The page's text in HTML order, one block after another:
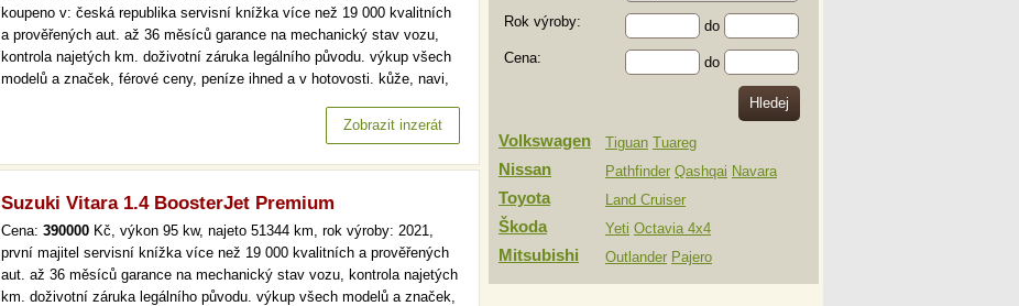
koupeno v: česká republika servisní knížka více než 19 000 kvalitních
a prověřených aut. až 36 měsíců garance na mechanický stav vozu,
kontrola najetých km. doživotní záruka legálního původu. výkup všech
modelů a značek, férové ceny, peníze ihned a v hotovosti. kůže, navi,
až 36 měsíců garance na mechanický stav vozu, kontrola…Zobrazit inzerát
Suzuki Vitara 1.4 BoosterJet Premium
Cena: 390000 Kč, výkon 95 kw, najeto 51344 km, rok výroby: 2021,
první majitel servisní knížka více než 19 000 kvalitních a prověřených
aut. až 36 měsíců garance na mechanický stav vozu, kontrola najetých
km. doživotní záruka legálního původu. výkup všech modelů a značek,
Rok výroby:
do
Cena:
do
Volkswagen Tiguan Tuareg
Nissan Pathfinder Qashqai Navara
Toyota Land Cruiser
Škoda Yeti Octavia 4x4
Mitsubishi Outlander Pajero